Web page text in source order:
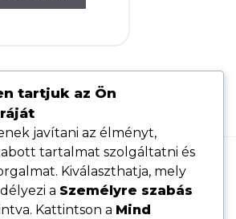
Hasznos linkek
tájékoztató
tartjuk az Ön
javítani az élményt,
tartalmat szolgáltatni és
Kiválaszthatja, mely
a Személyre szabás
Kattintson a Mind